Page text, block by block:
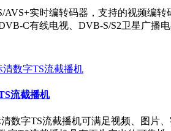
AVS+实时编转码器，支持的视频编
C有线电视、DVB-S/S2卫星广播
流截播机
清数字TS流截播机可满足视频、图片